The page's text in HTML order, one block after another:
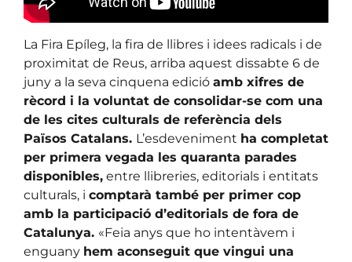
La Fira Epíleg, la fira de llibres i idees radicals i de
proximitat de Reus, arriba aquest dissabte 6 de
juny a la seva cinquena edició amb xifres de
rècord i la voluntat de consolidar-se com una
de les cites culturals de referència dels
Països Catalans. L’esdeveniment ha completat
per primera vegada les quaranta parades
disponibles, entre llibreries, editorials i entitats
culturals, i comptarà també per primer cop
amb la participació d’editorials de fora de
Catalunya. «Feia anys que ho intentàvem i
enguany hem aconseguit que vingui una